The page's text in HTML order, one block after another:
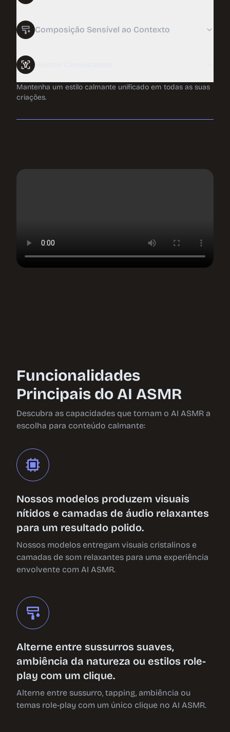
camadas que envolvem suavemente os sentidos.
Funcionalidades
Principais do AI ASMR
Descubra as capacidades que tornam o AI ASMR a
escolha para conteúdo calmante:
Nossos modelos produzem visuais
nítidos e camadas de áudio relaxantes
para um resultado polido.
Nossos modelos entregam visuais cristalinos e
camadas de som relaxantes para uma experiência
envolvente com AI ASMR.
Alterne entre sussurros suaves,
ambiência da natureza ou estilos role-
play com um clique.
Alterne entre sussurro, tapping, ambiência ou
temas role-play com um único clique no AI ASMR.